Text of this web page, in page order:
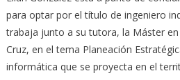
para optar por el título de ingeniero
trabaja junto a su tutora, la Máster en
Cruz, en el tema Planeación
informática que se proyecta en el